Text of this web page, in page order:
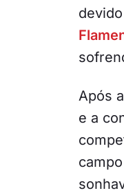
Após
e a